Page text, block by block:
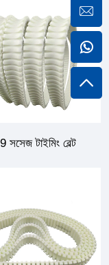
সসেজ টাইমিং বেল্ট